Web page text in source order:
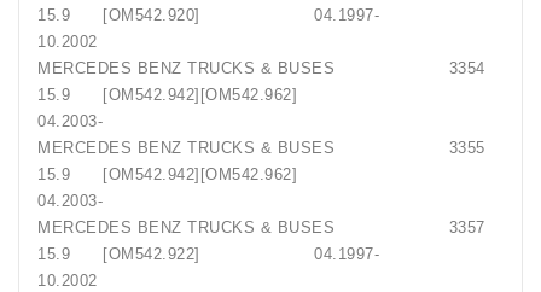
15.9 [OM542.920] 04.1997-
10.2002
MERCEDES BENZ TRUCKS & BUSES 3354
15.9 [OM542.942][OM542.962]
04.2003-
MERCEDES BENZ TRUCKS & BUSES 3355
15.9 [OM542.942][OM542.962]
04.2003-
MERCEDES BENZ TRUCKS & BUSES 3357
15.9 [OM542.922] 04.1997-
10.2002